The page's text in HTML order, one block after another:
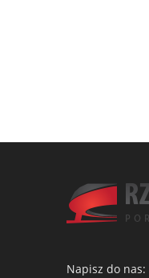
Napisz do nas: